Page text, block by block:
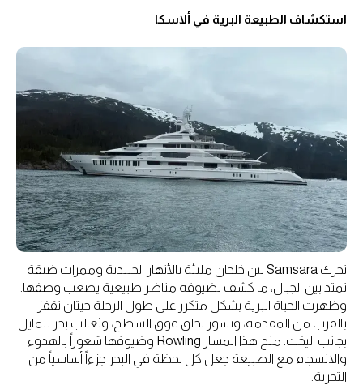
استكشاف الطبيعة البرية في ألاسكا
تحرك Samsara بين خلجان مليئة بالأنهار الجليدية وممرات ضيقة
تمتد بين الجبال، ما كشف لضيوفه مناظر طبيعية يصعب وصفها.
وظهرت الحياة البرية بشكل متكرر على طول الرحلة حيتان تقفز
بالقرب من المقدمة، ونسور تحلق فوق السطح، وثعالب بحر تتمايل
بجانب اليخت. منح هذا المسار Rowling وضيوفها شعوراً بالهدوء
والانسجام مع الطبيعة جعل كل لحظة في البحر جزءاً أساسياً من
التجربة.